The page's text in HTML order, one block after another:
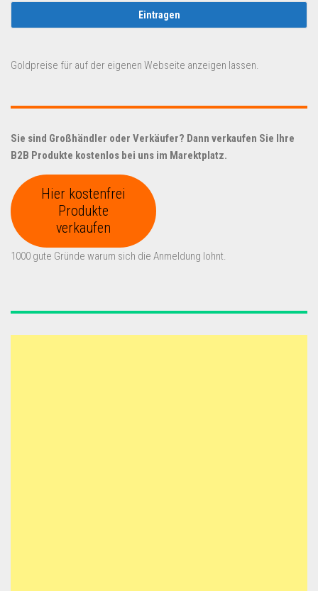
Goldpreise für auf der eigenen Webseite anzeigen lassen.
Sie sind Großhändler oder Verkäufer? Dann verkaufen Sie Ihre
B2B Produkte kostenlos bei uns im Marektplatz.
Hier kostenfrei
Produkte
verkaufen
1000 gute Gründe warum sich die Anmeldung lohnt.